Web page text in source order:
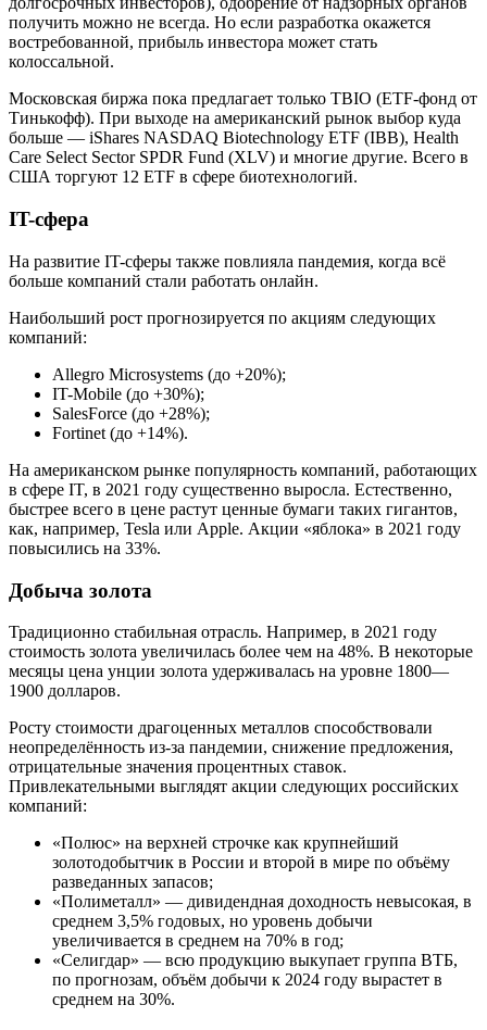
получить можно не всегда. Но если разработка окажется
востребованной, прибыль инвестора может стать
колоссальной.
Московская биржа пока предлагает только TBIO (ETF-фонд от
Тинькофф). При выходе на американский рынок выбор куда
больше — iShares NASDAQ Biotechnology ETF (IBB), Health
Care Select Sector SPDR Fund (XLV) и многие другие. Всего в
США торгуют 12 ETF в сфере биотехнологий.
IT-сфера
На развитие IT-сферы также повлияла пандемия, когда всё
больше компаний стали работать онлайн.
Наибольший рост прогнозируется по акциям следующих
компаний:
Allegro Microsystems (до +20%);
IT-Mobile (до +30%);
SalesForce (до +28%);
Fortinet (до +14%).
На американском рынке популярность компаний, работающих
в сфере IT, в 2021 году существенно выросла. Естественно,
быстрее всего в цене растут ценные бумаги таких гигантов,
как, например, Tesla или Apple. Акции «яблока» в 2021 году
повысились на 33%.
Добыча золота
Традиционно стабильная отрасль. Например, в 2021 году
стоимость золота увеличилась более чем на 48%. В некоторые
месяцы цена унции золота удерживалась на уровне 1800—
1900 долларов.
Росту стоимости драгоценных металлов способствовали
неопределённость из-за пандемии, снижение предложения,
отрицательные значения процентных ставок.
Привлекательными выглядят акции следующих российских
компаний:
«Полюс» на верхней строчке как крупнейший
золотодобытчик в России и второй в мире по объёму
разведанных запасов;
«Полиметалл» — дивидендная доходность невысокая, в
среднем 3,5% годовых, но уровень добычи
увеличивается в среднем на 70% в год;
«Селигдар» — всю продукцию выкупает группа ВТБ,
по прогнозам, объём добычи к 2024 году вырастет в
среднем на 30%.